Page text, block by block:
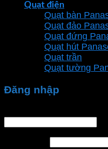
Quạt điện
Quạt bàn
Quạt đảo
Quạt đứng
Quạt hút
Quạt trần
Quạt tường
Đăng nhập